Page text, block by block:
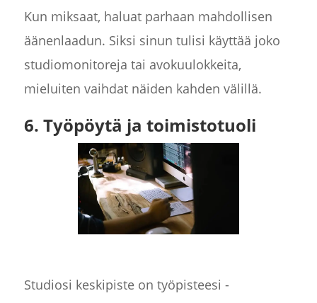
Kun miksaat, haluat parhaan mahdollisen
äänenlaadun. Siksi sinun tulisi käyttää joko
studiomonitoreja tai avokuulokkeita,
mieluiten vaihdat näiden kahden välillä.
6. Työpöytä ja toimistotuoli
Studiosi keskipiste on työpisteesi -